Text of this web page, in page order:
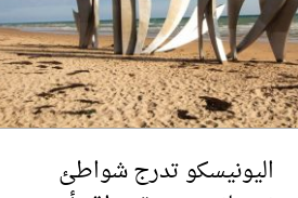
اليونيسكو تدرج شواطئ